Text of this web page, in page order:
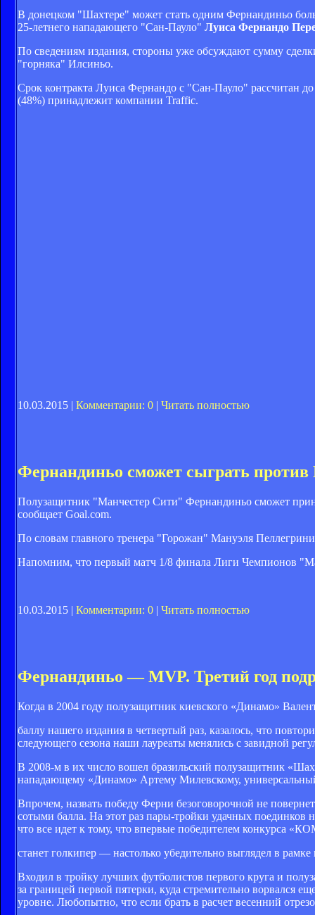
В донецком "Шахтере" может стать одним Фернандиньо
25-летнего нападающего "Сан-Пауло" Луиса Фернандо
По сведениям издания, стороны уже обсуждают сумму
"горняка" Илсиньо.
Срок контракта Луиса Фернандо с "Сан-Пауло" рассчитан
(48%) принадлежит компании Traffic.
10.03.2015 | Комментарии: 0 | Читать полностью
Фернандиньо сможет сыграть
Полузащитник "Манчестер Сити" Фернандиньо сможет
сообщает Goal.com.
По словам главного тренера "Горожан" Мануэля
Напомним, что первый матч 1/8 финала Лиги Чемпионов
10.03.2015 | Комментарии: 0 | Читать полностью
Фернандиньо — MVP. Третий год
Когда в 2004 году полузащитник киевского «Динамо»
баллу нашего издания в четвертый раз, казалось, что
следующего сезона наши лауреаты менялись с завидной
В 2008-м в их число вошел бразильский полузащитник
нападающему «Динамо» Артему Милевскому,
Впрочем, назвать победу Ферни безоговорочной не
сотыми балла. На этот раз пары-тройки удачных поединков
что все идет к тому, что впервые победителем конкурса
станет голкипер — настолько убедительно выглядел в
Входил в тройку лучших футболистов первого круга и
за границей первой пятерки, куда стремительно
уровне. Любопытно, что если брать в расчет весенний